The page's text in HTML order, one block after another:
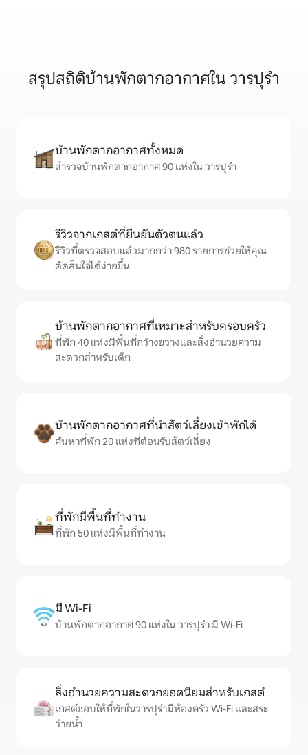
สรุปสถิติบ้านพักตากอากาศใน วารปุรํา
บ้านพักตากอากาศทั้งหมด
สำรวจบ้านพักตากอากาศ 90 แห่งใน วารปุรํา
รีวิวจากเกสต์ที่ยืนยันตัวตนแล้ว
รีวิวที่ตรวจสอบแล้วมากกว่า 980 รายการช่วยให้คุณ
ตัดสินใจได้ง่ายขึ้น
บ้านพักตากอากาศที่เหมาะสำหรับครอบครัว
ที่พัก 40 แห่งมีพื้นที่กว้างขวางและสิ่งอำนวยความ
สะดวกสำหรับเด็ก
บ้านพักตากอากาศที่นำสัตว์เลี้ยงเข้าพักได้
ค้นหาที่พัก 20 แห่งที่ต้อนรับสัตว์เลี้ยง
ที่พักมีพื้นที่ทำงาน
ที่พัก 50 แห่งมีพื้นที่ทำงาน
มี Wi-Fi
บ้านพักตากอากาศ 90 แห่งใน วารปุรํา มี Wi-Fi
สิ่งอำนวยความสะดวกยอดนิยมสำหรับเกสต์
เกสต์ชอบให้ที่พักในวารปุรํามีห้องครัว Wi-Fi และสระ
ว่ายน้ำ